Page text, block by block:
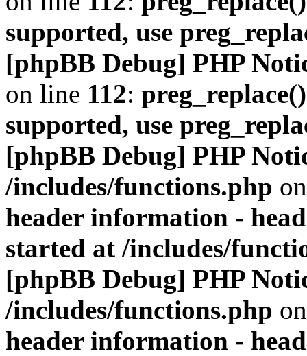
supported, use
[phpBB Debug] PHP
on line 112:
supported, use
[phpBB Debug] PHP
/includes/functions.php
header information -
started at /includes/
[phpBB Debug] PHP
/includes/functions.php
header information -